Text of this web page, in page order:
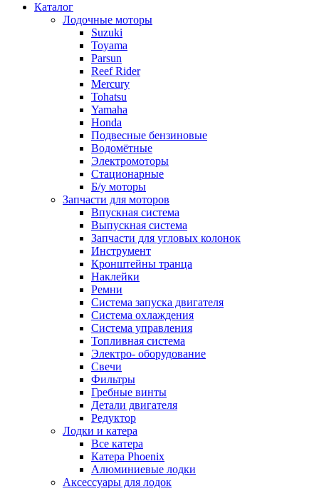
Каталог
Лодочные моторы
Suzuki
Toyama
Parsun
Reef Rider
Mercury
Tohatsu
Yamaha
Honda
Подвесные бензиновые
Водомётные
Электромоторы
Стационарные
Б/у моторы
Запчасти для моторов
Впускная система
Выпускная система
Запчасти для угловых колонок
Инструмент
Кронштейны транца
Наклейки
Ремни
Система запуска двигателя
Система охлаждения
Система управления
Топливная система
Электро- оборудование
Свечи
Фильтры
Гребные винты
Детали двигателя
Редуктор
Лодки и катера
Все катера
Катера Phoenix
Алюминиевые лодки
Аксессуары для лодок